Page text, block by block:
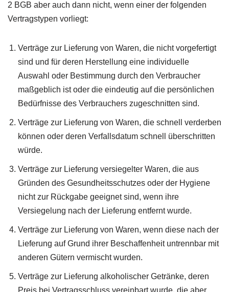
2 BGB aber auch dann nicht, wenn einer der folgenden
Vertragstypen vorliegt:
Verträge zur Lieferung von Waren, die nicht vorgefertigt
sind und für deren Herstellung eine individuelle
Auswahl oder Bestimmung durch den Verbraucher
maßgeblich ist oder die eindeutig auf die persönlichen
Bedürfnisse des Verbrauchers zugeschnitten sind.
Verträge zur Lieferung von Waren, die schnell verderben
können oder deren Verfallsdatum schnell überschritten
würde.
Verträge zur Lieferung versiegelter Waren, die aus
Gründen des Gesundheitsschutzes oder der Hygiene
nicht zur Rückgabe geeignet sind, wenn ihre
Versiegelung nach der Lieferung entfernt wurde.
Verträge zur Lieferung von Waren, wenn diese nach der
Lieferung auf Grund ihrer Beschaffenheit untrennbar mit
anderen Gütern vermischt wurden.
Verträge zur Lieferung alkoholischer Getränke, deren
Preis bei Vertragsschluss vereinbart wurde, die aber